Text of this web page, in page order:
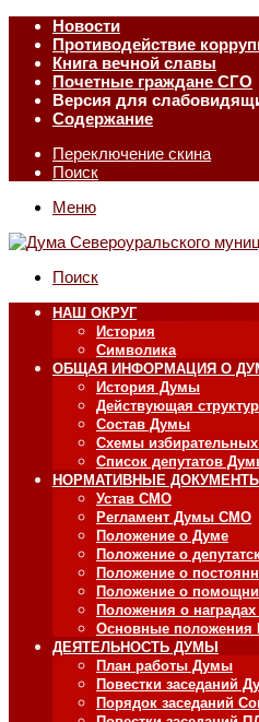
Новости
Противодействие
Книга вечной славы
Почетные граждане СГО
Версия для
Содержание
Переключение скина
Поиск
Меню
Поиск
НАШ ОКРУГ
История
Символика
ОБЩАЯ ИНФОРМАЦИЯ О
История Думы
Действующая
Состав Думы
Схемы избирательных
Список депутатов
НОРМАТИВНЫЕ ДОКУМЕНТЫ
Устав СМО
Регламент Думы СМО
Положение о Думе
Положение о
Положение о
Положение о
Положения о
Основные положения
ДЕЯТЕЛЬНОСТЬ ДУМЫ
План работы Думы
Повестки заседаний
Порядок заседаний